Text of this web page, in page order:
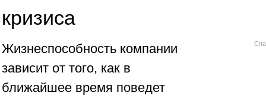
кризиса
Жизнеспособность компании
зависит от того, как в
ближайшее время поведет